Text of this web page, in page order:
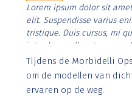
Lorem ipsum dolor sit
elit. Suspendisse varius
tristique. Duis cursus, mi
interdum nulla, ut
Aenean faucibus nibh et
imperdiet. Nunc ut sem
Tijdens de Morbidelli
om de modellen van
ervaren op de weg.